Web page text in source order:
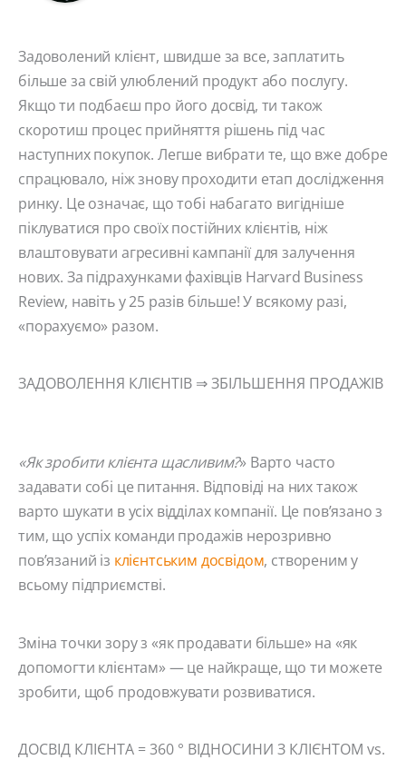
Задоволений клієнт, швидше за все, заплатить
більше за свій улюблений продукт або послугу.
Якщо ти подбаєш про його досвід, ти також
скоротиш процес прийняття рішень під час
наступних покупок. Легше вибрати те, що вже добре
спрацювало, ніж знову проходити етап дослідження
ринку. Це означає, що тобі набагато вигідніше
піклуватися про своїх постійних клієнтів, ніж
влаштовувати агресивні кампанії для залучення
нових. За підрахунками фахівців Harvard Business
Review, навіть у 25 разів більше! У всякому разі,
«порахуємо» разом.
ЗАДОВОЛЕННЯ КЛІЄНТІВ ⇒ ЗБІЛЬШЕННЯ ПРОДАЖІВ
«Як зробити клієнта щасливим?» Варто часто
задавати собі це питання. Відповіді на них також
варто шукати в усіх відділах компанії. Це пов’язано з
тим, що успіх команди продажів нерозривно
пов’язаний із клієнтським досвідом, створеним у
всьому підприємстві.
Зміна точки зору з «як продавати більше» на «як
допомогти клієнтам» — це найкраще, що ти можете
зробити, щоб продовжувати розвиватися.
ДОСВІД КЛІЄНТА = 360 ° ВІДНОСИНИ З КЛІЄНТОМ vs.